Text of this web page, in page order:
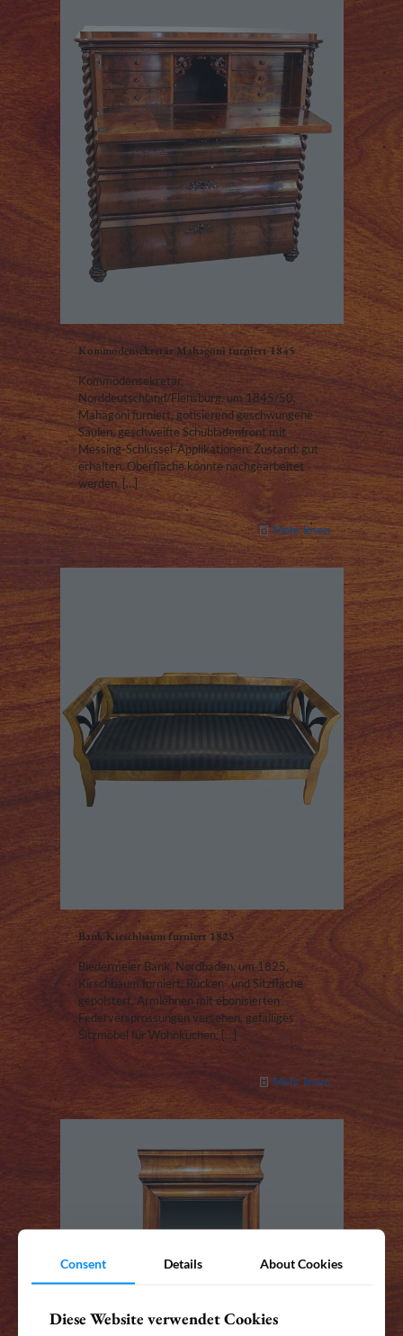
Kommodensekretär Mahagoni furniert 1845
Kommodensekretär,
Norddeutschland/Flensburg, um 1845/50,
Mahagoni furniert, gotisierend geschwungene
Säulen, geschweifte Schubladenfront mit
Messing-Schlüssel-Applikationen. Zustand: gut
erhalten, Oberfläche könnte nachgearbeitet
werden, […]
Mehr lesen
Bank Kirschbaum furniert 1825
Biedermeier Bank, Nordbaden, um 1825,
Kirschbaum furniert, Rücken- und Sitzfläche
gepolstert, Armlehnen mit ebonisierten
Federversprossungen versehen, gefälliges
Sitzmöbel für Wohnküchen, […]
Mehr lesen
Consent Details About Cookies
Diese Website verwendet Cookies